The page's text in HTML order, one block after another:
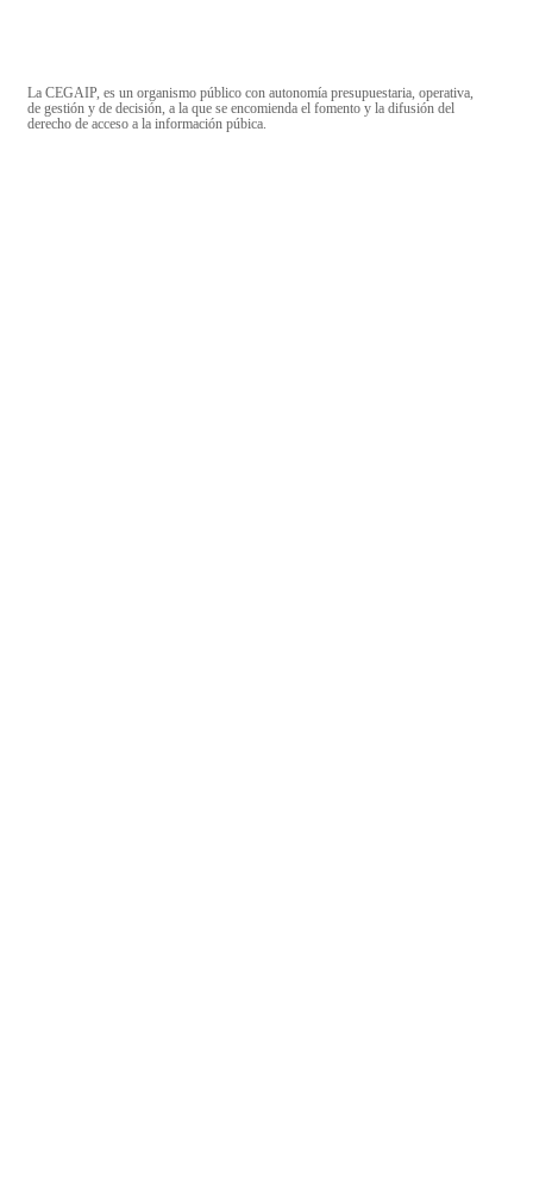
La CEGAIP, es un organismo público con autonomía presupuestaria, operativa,
de gestión y de decisión, a la que se encomienda el fomento y la difusión del
derecho de acceso a la información púbica.